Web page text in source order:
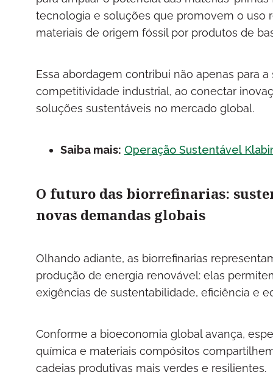
tecnologia e soluções que promovem o uso
materiais de origem fóssil por produtos de
Essa abordagem contribui não apenas para
competitividade industrial, ao conectar
soluções sustentáveis no mercado global.
Saiba mais: Operação Sustentável
O futuro das biorrefinarias:
novas demandas globais
Olhando adiante, as biorrefinarias
produção de energia renovável: elas
exigências de sustentabilidade, eficiência e
Conforme a bioeconomia global avança,
química e materiais compósitos
cadeias produtivas mais verdes e resilientes.